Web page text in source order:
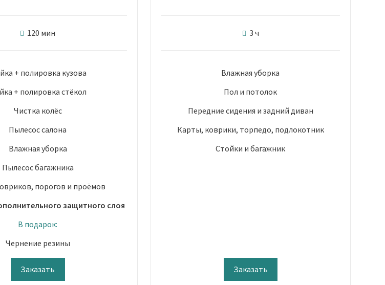
120 мин
+ полировка кузова
+ полировка стёкол
Чистка колёс
Пылесос салона
Влажная уборка
Пылесос багажника
порогов и проёмов
защитного слоя
В подарок:
Чернение резины
Заказать
3 ч
Влажная уборка
Пол и потолок
Передние сидения и задний диван
Карты, коврики, торпедо, подлокотник
Стойки и багажник
Заказать